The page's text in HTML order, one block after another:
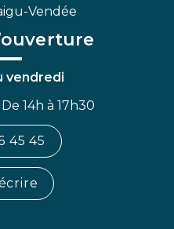
Vendée
vendredi
14h à 17h30
45 45